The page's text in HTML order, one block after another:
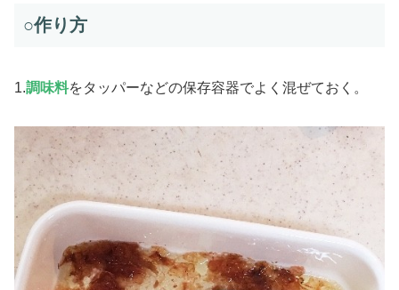
○作り方
1.調味料をタッパーなどの保存容器でよく混ぜておく。